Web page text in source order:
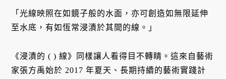
「光線映照在如鏡子般的水面，亦可創造如無限延伸
至水底，有如恆常浸漬於其間的線。」
《浸漬的 ( ) 線》同樣讓人看得目不轉睛。這來自藝術
家張方禹始於 2017 年夏天、長期持續的藝術實踐計